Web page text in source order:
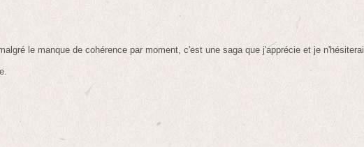
le manque de cohérence par moment, c'est une saga que j'apprécie et je n'hésiterai